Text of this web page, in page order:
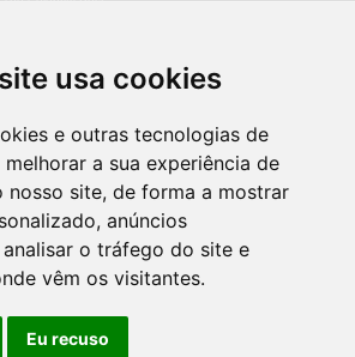
usa cookies
e outras tecnologias de
a sua experiência de
nosso site, de forma a mostrar
anúncios
o tráfego do site e
vêm os visitantes.
Eu recuso
YouTube